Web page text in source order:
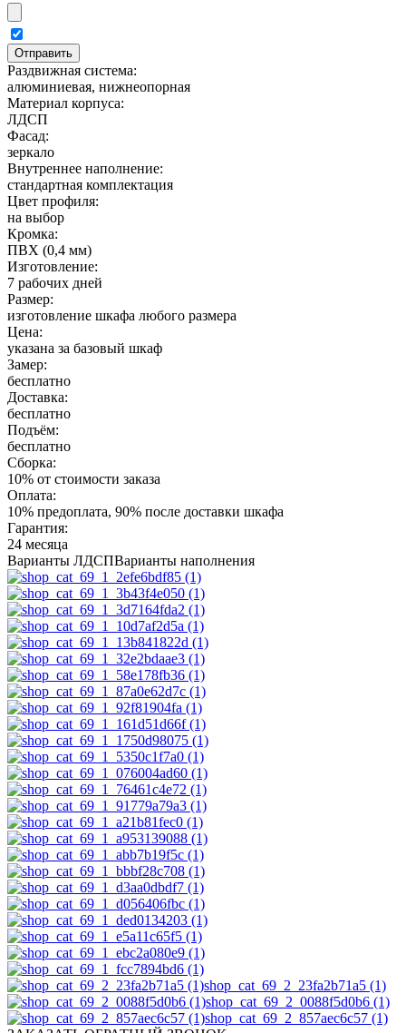
Раздвижная система:
алюминиевая, нижнеопорная
Материал корпуса:
ЛДСП
Фасад:
зеркало
Внутреннее наполнение:
стандартная комплектация
Цвет профиля:
на выбор
Кромка:
ПВХ (0,4 мм)
Изготовление:
7 рабочих дней
Размер:
изготовление шкафа любого размера
Цена:
указана за базовый шкаф
Замер:
бесплатно
Доставка:
бесплатно
Подъём:
бесплатно
Сборка:
10% от стоимости заказа
Оплата:
10% предоплата, 90% после доставки шкафа
Гарантия:
24 месяца
Варианты ЛДСПВарианты наполнения
shop_cat_69_2_23fa2b71a5 (1)
shop_cat_69_2_0088f5d0b6 (1)
shop_cat_69_2_857aec6c57 (1)